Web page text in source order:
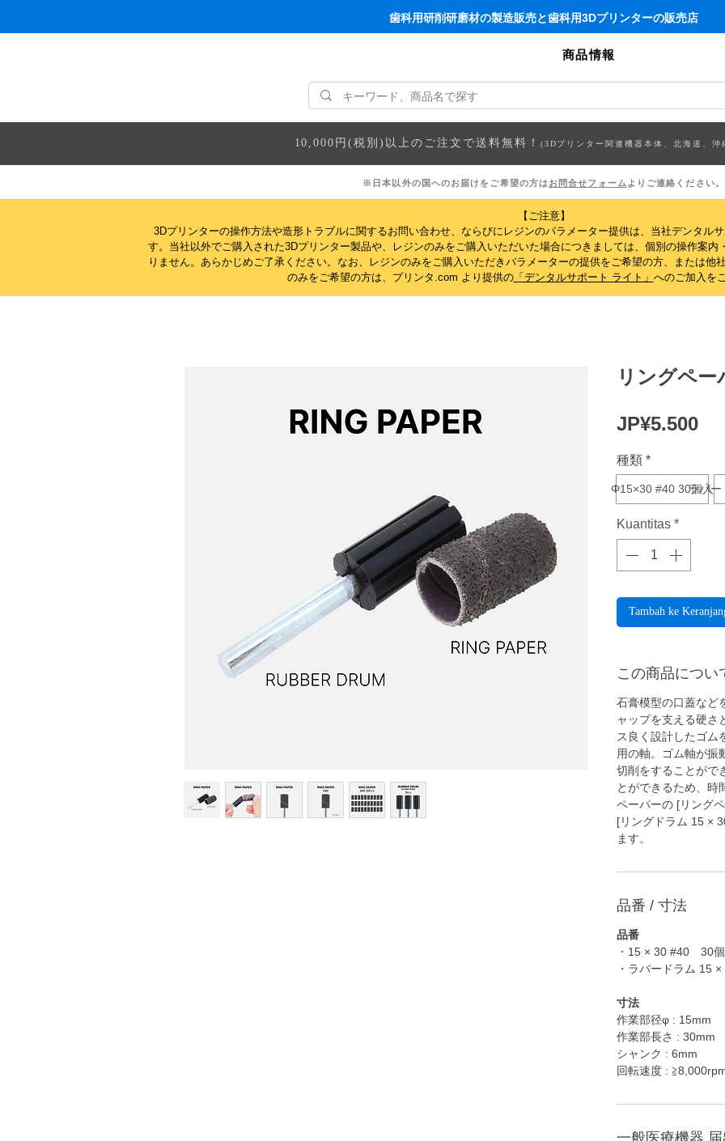
商品情報
歯科用研削研磨材の製造販売と歯科用3Dプリンターの販売店
10,000円(税別)以上のご注文で送料無料！ (3Dプリンター関連機器本体、北海道、沖
※日本以外の国へのお届けをご希望の方はお問合せフォームよりご連絡ください。
【ご注意】
3Dプリンターの操作方法や造形トラブルに関するお問い合わせ、ならびにレジンのパラメーター提供は、当社デンタル
す。当社以外でご購入された3Dプリンター製品や、レジンのみをご購入いただいた場合につきましては、個別の操作案
りません。 あらかじめご了承ください。なお、レジンのみをご購入いただきパラメーターの提供をご希望の方、または他
のみをご希望の方は、プリンタ.com より提供の「デンタルサポート ライト」 へのご加入を
リングペー
JP¥5.500
種類 *
Φ15×30 #40 30個入
ラバー
Kuantitas *
Tambah ke
この商品につい
石膏模型の口蓋など
ャップを支える硬さ
ス良く設計したゴム
用の軸。ゴム軸が振
切削をすることがで
とができるため、時
ペーパーの [リング
[リングドラム 15 ×
ます。
品番 / 寸法
品番
・15 × 30 #40 30
・ラバードラム 15
寸法
作業部径φ : 15mm
作業部長さ : 30mm
シャンク : 6mm
回転速度 :